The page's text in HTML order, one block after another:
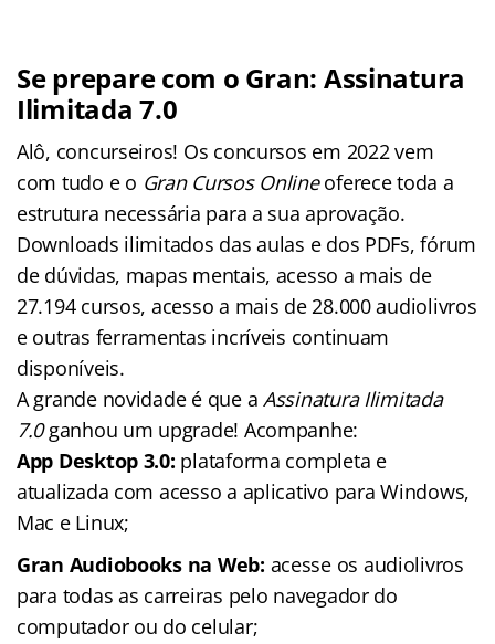
Se prepare com o Gran: Assinatura
Ilimitada 7.0
Alô, concurseiros! Os concursos em 2022 vem
com tudo e o Gran Cursos Onlineoferece toda a
estrutura necessária para a sua aprovação.
Downloads ilimitados das aulas e dos PDFs, fórum
de dúvidas, mapas mentais, acesso a mais de
27.194 cursos, acesso a mais de 28.000 audiolivros
e outras ferramentas incríveis continuam
disponíveis.
A grande novidade é que a Assinatura Ilimitada
7.0ganhou um upgrade! Acompanhe:
App Desktop 3.0: plataforma completa e
atualizada com acesso a aplicativo para Windows,
Mac e Linux;
Gran Audiobooks na Web: acesse os audiolivros
para todas as carreiras pelo navegador do
computador ou do celular;